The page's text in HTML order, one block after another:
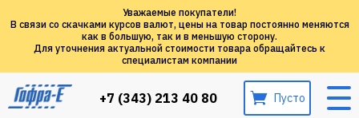
Уважаемые покупатели!
В связи со скачками курсов валют, цены на товар постоянно меняются
как в большую, так и в меньшую сторону.
Для уточнения актуальной стоимости товара обращайтесь к
специалистам компании
+7 (343) 213 40 80 Пусто